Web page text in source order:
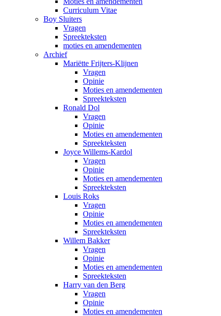
Curriculum Vitae
Boy Sluiters
Vragen
Spreekteksten
moties en amendementen
Archief
Mariëtte Frijters-Klijnen
Vragen
Opinie
Moties en amendementen
Spreekteksten
Ronald Dol
Vragen
Opinie
Moties en amendementen
Spreekteksten
Joyce Willems-Kardol
Vragen
Opinie
Moties en amendementen
Spreekteksten
Louis Roks
Vragen
Opinie
Moties en amendementen
Spreekteksten
Willem Bakker
Vragen
Opinie
Moties en amendementen
Spreekteksten
Harry van den Berg
Vragen
Opinie
Moties en amendementen